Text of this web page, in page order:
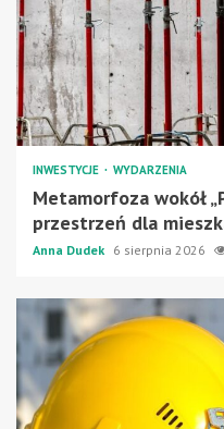
INWESTYCJE WYDARZENIA
Metamorfoza wokół
przestrzeń dla
Anna Dudek 6 sierpnia 2026